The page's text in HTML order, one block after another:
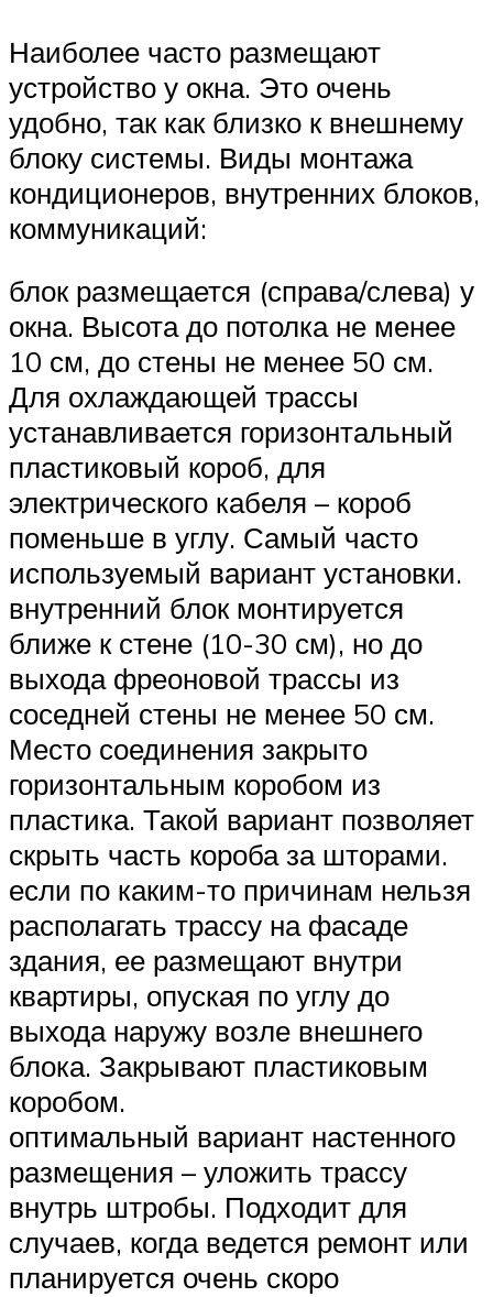
Наиболее часто размещают
устройство у окна. Это очень
удобно, так как близко к внешнему
блоку системы. Виды монтажа
кондиционеров, внутренних блоков,
коммуникаций:
блок размещается (справа/слева) у
окна. Высота до потолка не менее
10 см, до стены не менее 50 см.
Для охлаждающей трассы
устанавливается горизонтальный
пластиковый короб, для
электрического кабеля – короб
поменьше в углу. Самый часто
используемый вариант установки.
внутренний блок монтируется
ближе к стене (10-30 см), но до
выхода фреоновой трассы из
соседней стены не менее 50 см.
Место соединения закрыто
горизонтальным коробом из
пластика. Такой вариант позволяет
скрыть часть короба за шторами.
если по каким-то причинам нельзя
располагать трассу на фасаде
здания, ее размещают внутри
квартиры, опуская по углу до
выхода наружу возле внешнего
блока. Закрывают пластиковым
коробом.
оптимальный вариант настенного
размещения – уложить трассу
внутрь штробы. Подходит для
случаев, когда ведется ремонт или
планируется очень скоро